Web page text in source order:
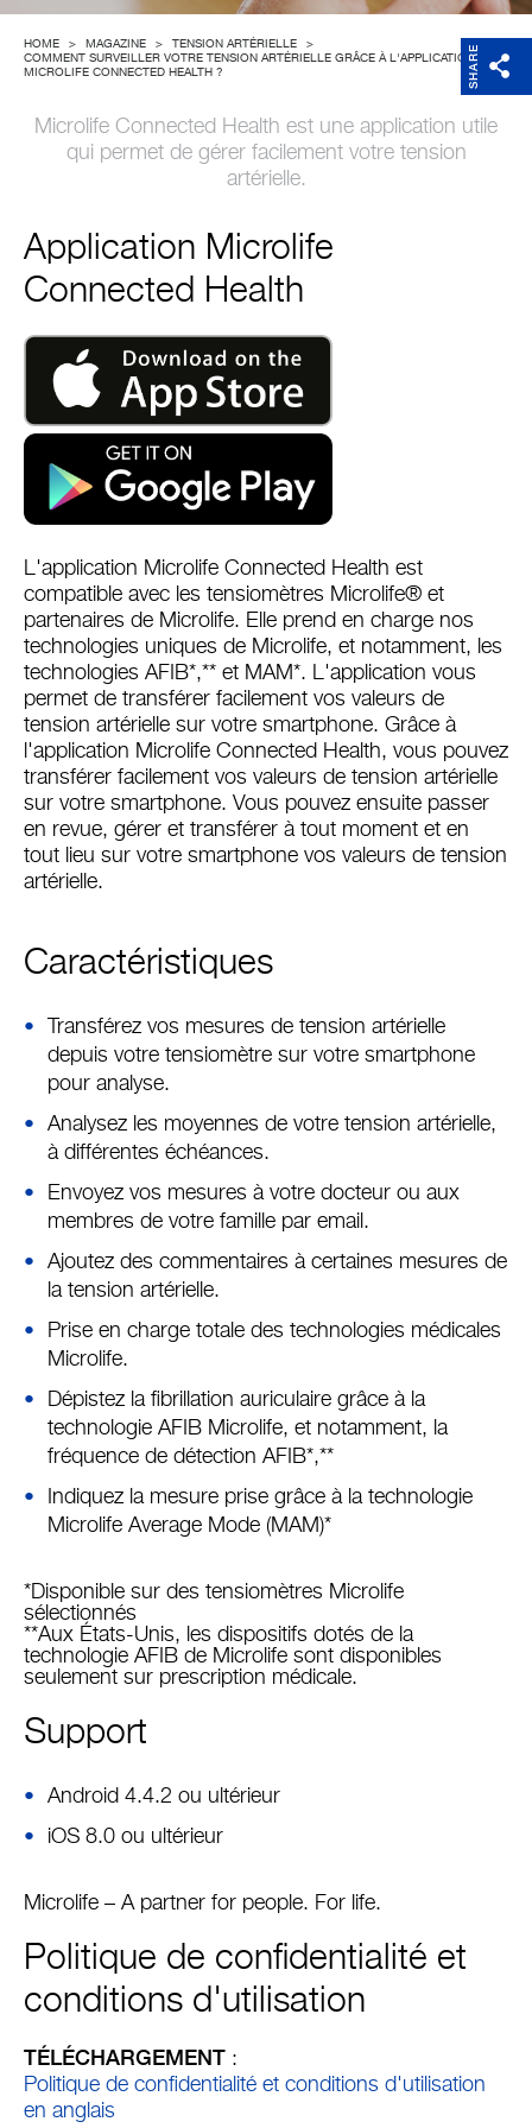
HOME > MAGAZINE > TENSION ARTÉRIELLE
>
COMMENT SURVEILLER VOTRE TENSION ARTÉRIELLE GRÂCE À L'APPLICATION
MICROLIFE CONNECTED HEALTH ?
SHARE
Microlife Connected Health est une application utile
qui permet de gérer facilement votre tension
artérielle.
Application Microlife
Connected Health
L'application Microlife Connected Health est
compatible avec les tensiomètres Microlife® et
partenaires de Microlife. Elle prend en charge nos
technologies uniques de Microlife, et notamment, les
technologies AFIB*,** et MAM*. L'application vous
permet de transférer facilement vos valeurs de
tension artérielle sur votre smartphone. Grâce à
l'application Microlife Connected Health, vous pouvez
transférer facilement vos valeurs de tension artérielle
sur votre smartphone. Vous pouvez ensuite passer
en revue, gérer et transférer à tout moment et en
tout lieu sur votre smartphone vos valeurs de tension
artérielle.
Caractéristiques
Transférez vos mesures de tension artérielle
depuis votre tensiomètre sur votre smartphone
pour analyse.
Analysez les moyennes de votre tension artérielle,
à différentes échéances.
Envoyez vos mesures à votre docteur ou aux
membres de votre famille par email.
Ajoutez des commentaires à certaines mesures de
la tension artérielle.
Prise en charge totale des technologies médicales
Microlife.
Dépistez la fibrillation auriculaire grâce à la
technologie AFIB Microlife, et notamment, la
fréquence de détection AFIB*,**
Indiquez la mesure prise grâce à la technologie
Microlife Average Mode (MAM)*
*Disponible sur des tensiomètres Microlife
sélectionnés
**Aux États-Unis, les dispositifs dotés de la
technologie AFIB de Microlife sont disponibles
seulement sur prescription médicale.
Support
Android 4.4.2 ou ultérieur
iOS 8.0 ou ultérieur
Microlife – A partner for people. For life.
Politique de confidentialité et
conditions d'utilisation
TÉLÉCHARGEMENT :
Politique de confidentialité et conditions d'utilisation
en anglais